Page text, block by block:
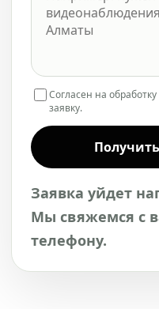
Согласен на
заявку.
Заявка уйдет
Мы свяжемся с
телефону.